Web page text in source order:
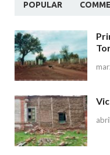
POPULAR